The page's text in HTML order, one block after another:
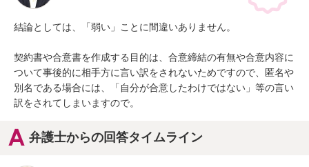
結論としては、「弱い」ことに間違いありません。
契約書や合意書を作成する目的は、合意締結の有無や合意内容に
ついて事後的に相手方に言い訳をされないためですので、匿名や
別名である場合には、「自分が合意したわけではない」等の言い
訳をされてしまいますので。
弁護士からの回答タイムライン